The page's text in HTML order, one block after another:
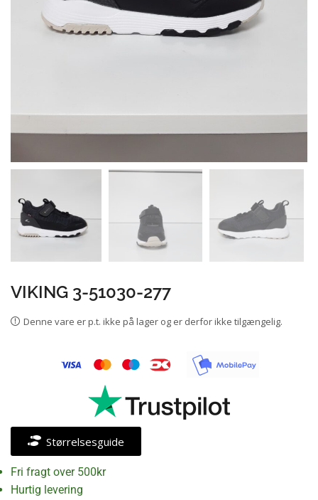
VIKING 3-51030-277
Denne vare er p.t. ikke på lager og er derfor ikke tilgængelig.
Størrelsesguide
Fri fragt over 500kr
Hurtig levering